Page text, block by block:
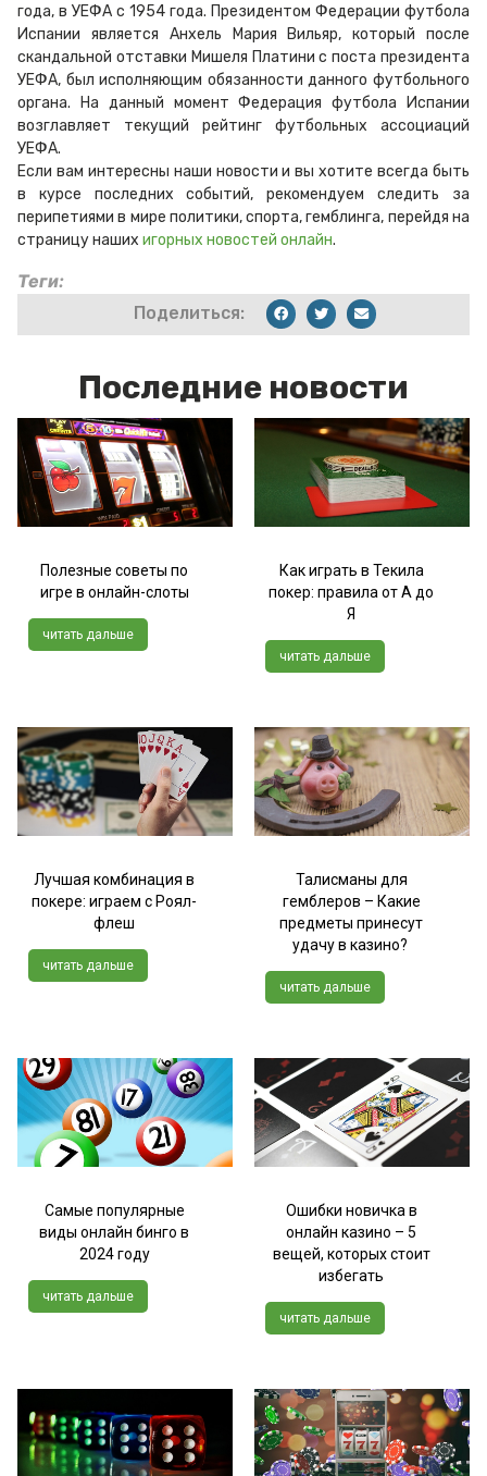
года, в УЕФА с 1954 года. Президентом Федерации футбола
Испании является Анхель Мария Вильяр, который после
скандальной отставки Мишеля Платини с поста президента
УЕФА, был исполняющим обязанности данного футбольного
органа. На данный момент Федерация футбола Испании
возглавляет текущий рейтинг футбольных ассоциаций
УЕФА.
Если вам интересны наши новости и вы хотите всегда быть
в курсе последних событий, рекомендуем следить за
перипетиями в мире политики, спорта, гемблинга, перейдя на
страницу наших игорных новостей онлайн.
Теги:
Поделиться:
Последние новости
Полезные советы по
игре в онлайн-слоты
читать дальше
Как играть в Текила
покер: правила от А до
Я
читать дальше
Лучшая комбинация в
покере: играем с Роял-
флеш
читать дальше
Талисманы для
гемблеров – Какие
предметы принесут
удачу в казино?
читать дальше
Самые популярные
виды онлайн бинго в
2024 году
читать дальше
Ошибки новичка в
онлайн казино – 5
вещей, которых стоит
избегать
читать дальше